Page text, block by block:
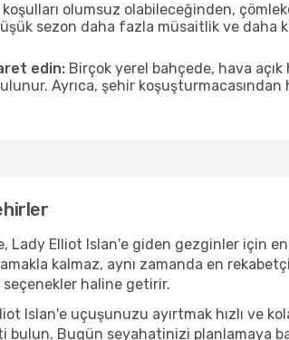
olumsuz olabileceğinden,
sezon daha fazla müsaitlik ve daha
edin: Birçok yerel bahçede, hava
Ayrıca, şehir
Lady Elliot Islan'e giden gezginler için
kalmaz, aynı zamanda en
haline getirir.
Islan'e uçuşunuzu ayırtmak hızlı ve
Bugün seyahatinizi planlamaya